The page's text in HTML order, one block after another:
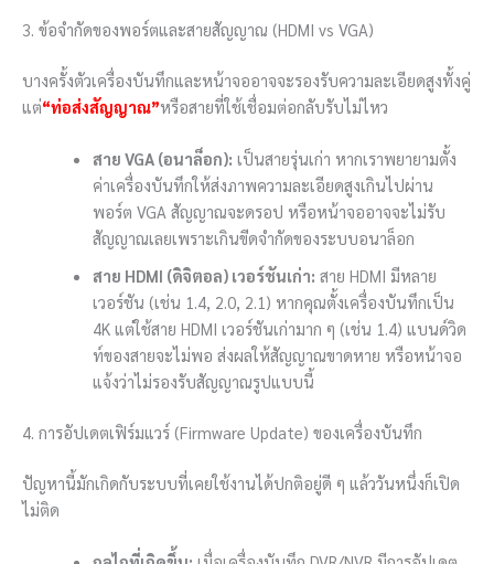
3. ข้อจำกัดของพอร์ตและสายสัญญาณ (HDMI vs VGA)
บางครั้งตัวเครื่องบันทึกและหน้าจออาจจะรองรับความละเอียดสูงทั้งคู่
แต่“ท่อส่งสัญญาณ”หรือสายที่ใช้เชื่อมต่อกลับรับไม่ไหว
สาย VGA (อนาล็อก): เป็นสายรุ่นเก่า หากเราพยายามตั้ง
ค่าเครื่องบันทึกให้ส่งภาพความละเอียดสูงเกินไปผ่าน
พอร์ต VGA สัญญาณจะดรอป หรือหน้าจออาจจะไม่รับ
สัญญาณเลยเพราะเกินขีดจำกัดของระบบอนาล็อก
สาย HDMI (ดิจิตอล) เวอร์ชันเก่า: สาย HDMI มีหลาย
เวอร์ชัน (เช่น 1.4, 2.0, 2.1) หากคุณตั้งเครื่องบันทึกเป็น
4K แต่ใช้สาย HDMI เวอร์ชันเก่ามาก ๆ (เช่น 1.4) แบนด์วิด
ท์ของสายจะไม่พอ ส่งผลให้สัญญาณขาดหาย หรือหน้าจอ
แจ้งว่าไม่รองรับสัญญาณรูปแบบนี้
4. การอัปเดตเฟิร์มแวร์ (Firmware Update) ของเครื่องบันทึก
ปัญหานี้มักเกิดกับระบบที่เคยใช้งานได้ปกติอยู่ดี ๆ แล้ววันหนึ่งก็เปิด
ไม่ติด